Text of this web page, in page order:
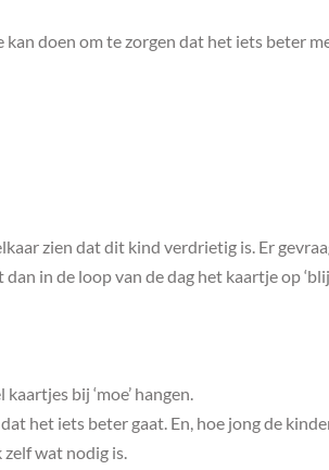
kan doen om te zorgen dat het iets beter
zien dat dit kind verdrietig is. Er
in de loop van de dag het kaartje op
bij ‘moe’ hangen.
het iets beter gaat. En, hoe jong de
wat nodig is.